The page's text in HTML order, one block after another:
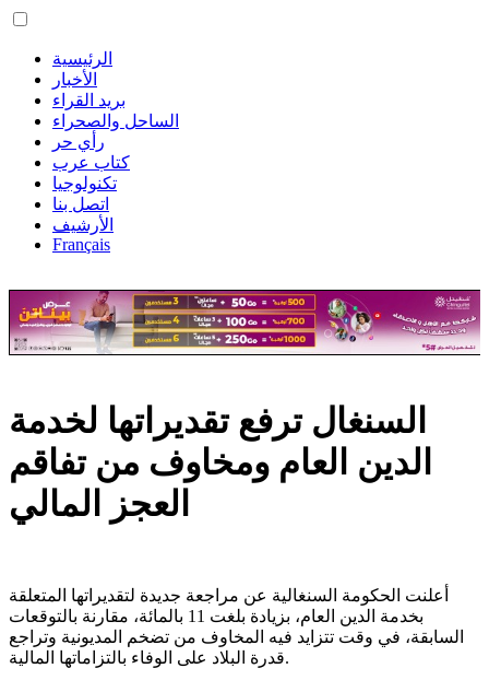
الرئيسية
الأخبار
بريد القراء
الساحل والصحراء
رأي حر
كتاب عرب
تكنولوجيا
اتصل بنا
الأرشيف
Français
السنغال ترفع تقديراتها لخدمة
الدين العام ومخاوف من تفاقم
العجز المالي
أعلنت الحكومة السنغالية عن مراجعة جديدة لتقديراتها المتعلقة
بخدمة الدين العام، بزيادة بلغت 11 بالمائة، مقارنة بالتوقعات
السابقة، في وقت تتزايد فيه المخاوف من تضخم المديونية وتراجع
قدرة البلاد على الوفاء بالتزاماتها المالية.